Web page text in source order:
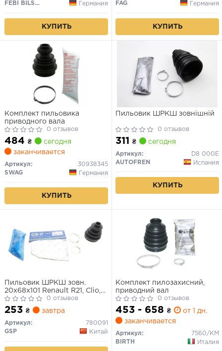
FEBI BILSTEIN
Германия
КУПИТЬ
FAG
Германия
КУПИТЬ
Комплект пильовика
приводного вала
0 отзывов
484 ₴
сегодня
заканчивается
Артикул:
30938345
SWAG
Германия
КУПИТЬ
Пильовик ШРКШ зовнішній
0 отзывов
311 ₴ сегодня
Артикул:
D8 000E
AUTOFREN
Испания
КУПИТЬ
Пильовик ШРКШ зовн.
20x68x101 Renault R21, Clio,
Laguna, Safrane, Kangoo 95-
0 отзывов
253 ₴ завтра
Артикул:
780091
GSP
Китай
Комплект пилозахисний,
приводний вал
0 отзывов
453 - 658 ₴
от 1 дн.
заканчивается
Артикул:
7560/KM
BIRTH
Италия